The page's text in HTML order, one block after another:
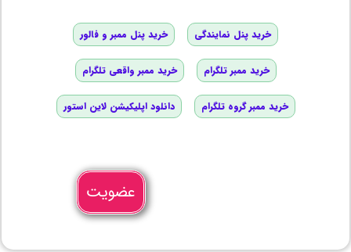
خرید پنل نمایندگی خرید پنل ممبر و فالور
خرید ممبر تلگرام خرید ممبر واقعی تلگرام
خرید ممبر گروه تلگرام دانلود اپلیکیشن لاین استور
عضویت